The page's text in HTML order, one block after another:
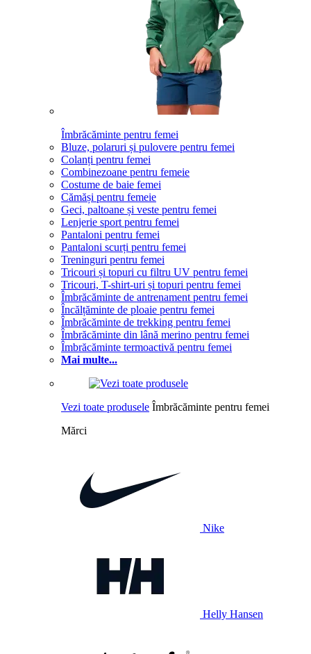
Îmbrăcăminte pentru femei
Bluze, polaruri și pulovere pentru femei
Colanți pentru femei
Combinezoane pentru femeie
Costume de baie femei
Cămăși pentru femeie
Geci, paltoane și veste pentru femei
Lenjerie sport pentru femei
Pantaloni pentru femei
Pantaloni scurți pentru femei
Treninguri pentru femei
Tricouri și topuri cu filtru UV pentru femei
Tricouri, T-shirt-uri și topuri pentru femei
Îmbrăcăminte de antrenament pentru femei
Încălțăminte de ploaie pentru femei
Îmbrăcăminte de trekking pentru femei
Îmbrăcăminte din lână merino pentru femei
Îmbrăcăminte termoactivă pentru femei
Mai multe...
Vezi toate produsele Îmbrăcăminte pentru femei
Mărci
Nike
Helly Hansen